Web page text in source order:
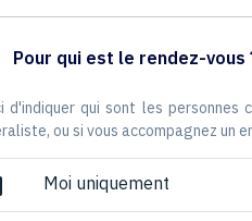
Pour qui est le rendez-vous
d'indiquer qui sont les personnes
ou si vous accompagnez un
Moi uniquement